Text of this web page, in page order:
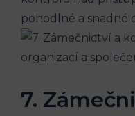
pohodlné a snadné
7.